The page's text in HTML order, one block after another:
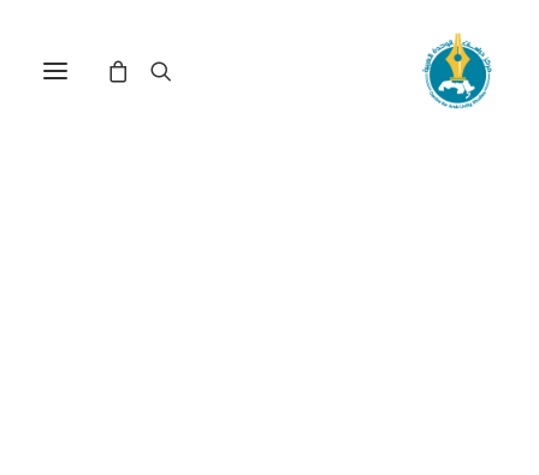
مركز دراسات الوحدة العربية